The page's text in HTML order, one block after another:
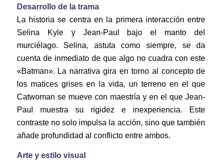
Desarrollo de la trama
La historia se centra en la primera interacción entre
Selina Kyle y Jean-Paul bajo el manto del
murciélago. Selina, astuta como siempre, se da
cuenta de inmediato de que algo no cuadra con este
«Batman». La narrativa gira en torno al concepto de
los matices grises en la vida, un terreno en el que
Catwoman se mueve con maestría y en el que Jean-
Paul muestra su rigidez e inexperiencia. Este
contraste no solo impulsa la acción, sino que también
añade profundidad al conflicto entre ambos.
Arte y estilo visual